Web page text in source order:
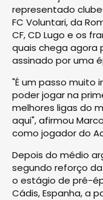
representado
FC Voluntari, da
CF, CD Lugo e os
quais chega agora
assinado por uma
"É um passo muito
poder jogar na
melhores ligas do
aqui", afirmou
como jogador do
Depois do médio
segundo reforço
o estágio de pré-
Cádis, Espanha, a